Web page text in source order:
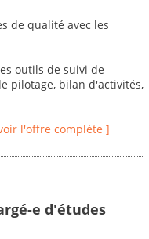
de qualité avec les
outils de suivi de
pilotage, bilan d'activités,
l'offre complète ]
e d'études